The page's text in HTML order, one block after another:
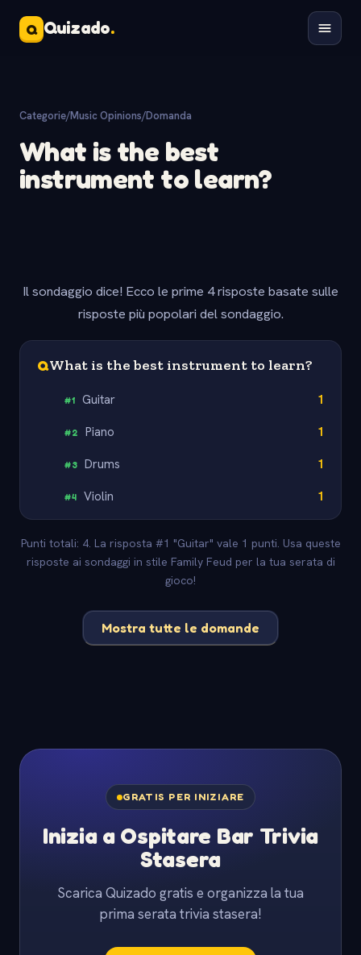
Q Quizado.
Categorie/Music Opinions/Domanda
What is the best
instrument to learn?
Il sondaggio dice! Ecco le prime 4 risposte basate sulle
risposte più popolari del sondaggio.
QWhat is the best instrument to learn?
#1 Guitar 1
#2 Piano 1
#3 Drums 1
#4 Violin 1
Punti totali: 4. La risposta #1 "Guitar" vale 1 punti. Usa queste
risposte ai sondaggi in stile Family Feud per la tua serata di
gioco!
Mostra tutte le domande
GRATIS PER INIZIARE
Inizia a Ospitare Bar Trivia
Stasera
Scarica Quizado gratis e organizza la tua
prima serata trivia stasera!